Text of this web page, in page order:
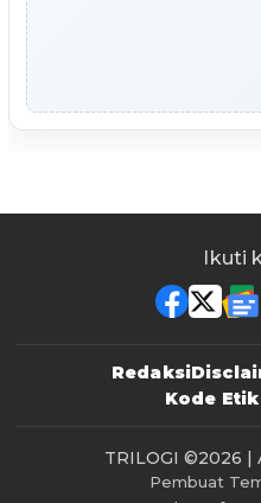
Ikuti
Redaksi
Kode
TRILOGI ©2026 |
Pembuat